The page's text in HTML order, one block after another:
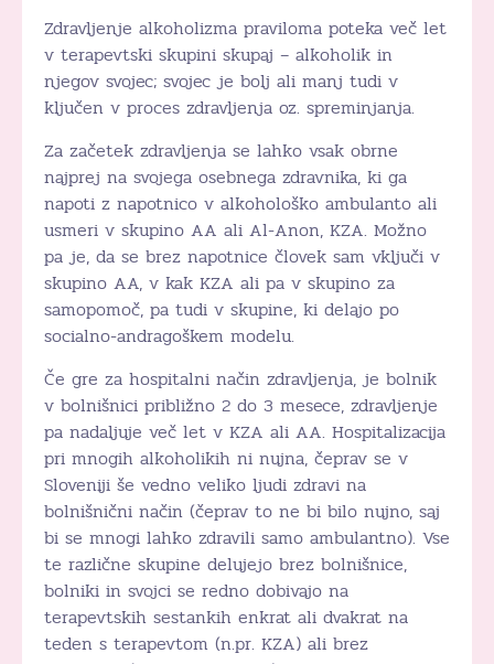
Zdravljenje alkoholizma praviloma poteka več let
v terapevtski skupini skupaj – alkoholik in
njegov svojec; svojec je bolj ali manj tudi v
ključen v proces zdravljenja oz. spreminjanja.
Za začetek zdravljenja se lahko vsak obrne
najprej na svojega osebnega zdravnika, ki ga
napoti z napotnico v alkohološko ambulanto ali
usmeri v skupino AA ali Al-Anon, KZA. Možno
pa je, da se brez napotnice človek sam vključi v
skupino AA, v kak KZA ali pa v skupino za
samopomoč, pa tudi v skupine, ki delajo po
socialno-andragoškem modelu.
Če gre za hospitalni način zdravljenja, je bolnik
v bolnišnici približno 2 do 3 mesece, zdravljenje
pa nadaljuje več let v KZA ali AA. Hospitalizacija
pri mnogih alkoholikih ni nujna, čeprav se v
Sloveniji še vedno veliko ljudi zdravi na
bolnišnični način (čeprav to ne bi bilo nujno, saj
bi se mnogi lahko zdravili samo ambulantno). Vse
te različne skupine delujejo brez bolnišnice,
bolniki in svojci se redno dobivajo na
terapevtskih sestankih enkrat ali dvakrat na
teden s terapevtom (n.pr. KZA) ali brez